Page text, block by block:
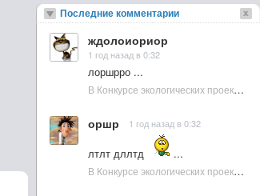
Последние комментарии
ждолоиориор
1 год назад в 0:32
лоршрро ...
В Конкурсе экологических проектов в Подмосковье активно участвовала молодежь :: NewsRbk.ru...
оршр 1 год назад в 0:32
лтлт дллтд
...
В Конкурсе экологических проектов в Подмосковье активно участвовала молодежь :: NewsRbk.ru...